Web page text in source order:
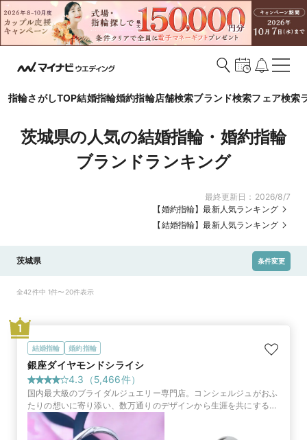
指輪さがしTOP結婚指輪婚約指輪店舗検索ブランド検索フェア検索
茨城県の人気の結婚指輪・婚約指輪
ブランドランキング
最終更新日： 2026/8/7
【婚約指輪】最新人気ランキング
【結婚指輪】最新人気ランキング
茨城県 条件変更
全42件中 1件〜20件表示
結婚指輪 婚約指輪
銀座ダイヤモンドシライシ
4.3 （5,466件）
国内最大級のブライダルジュエリー専門店。コンシェルジュがおふ
たりの想いに寄り添い、数万通りのデザインから生涯を共にする指
輪やサービスをご提案します
1